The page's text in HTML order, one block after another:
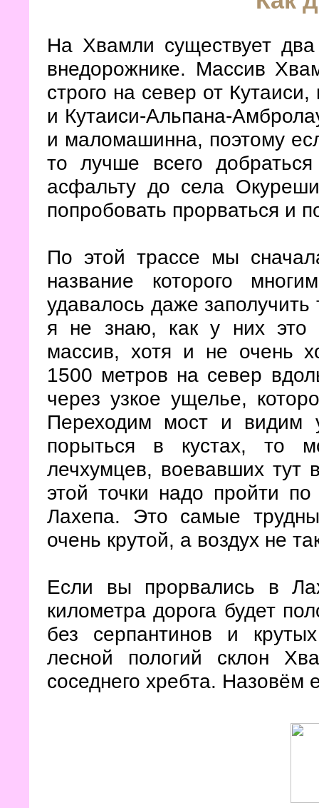
На Хвамли существует
внедорожнике. Массив
строго на север от
и Кутаиси-Альпана-
и маломашинна, поэтому
то лучше всего
асфальту до села
попробовать прорваться и
По этой трассе мы
название которого
удавалось даже
я не знаю, как у них это
массив, хотя и не очень
1500 метров на север
через узкое ущелье,
Переходим мост и видим
порыться в кустах, то
лечхумцев, воевавших тут
этой точки надо пройти
Лахепа. Это самые
очень крутой, а воздух не
Если вы прорвались в
километра дорога будет
без серпантинов и
лесной пологий склон
соседнего хребта.